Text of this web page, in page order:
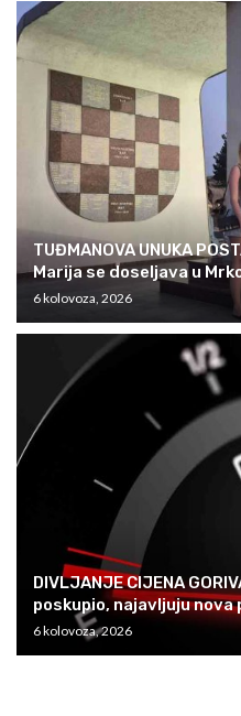
TUĐMANOVA UNUKA
Marija se doseljava u
6 kolovoza, 2026
DIVLJANJE CIJENA
poskupio, najavljuju
6 kolovoza, 2026